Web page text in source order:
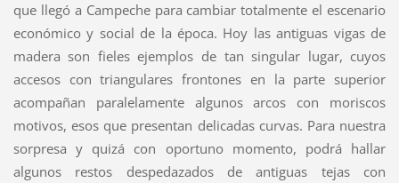
que llegó a Campeche para cambiar totalmente el escenario
económico y social de la época. Hoy las antiguas vigas de
madera son fieles ejemplos de tan singular lugar, cuyos
accesos con triangulares frontones en la parte superior
acompañan paralelamente algunos arcos con moriscos
motivos, esos que presentan delicadas curvas. Para nuestra
sorpresa y quizá con oportuno momento, podrá hallar
algunos restos despedazados de antiguas tejas con